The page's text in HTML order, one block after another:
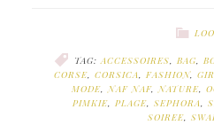
TAG: ACCESSOIRES BAG
CORSE, CORSICA, FASHION,
MODE,NAF NAF,NATURE,
PIMKIE, PLAGE, SEPHORA,
SOIREE,